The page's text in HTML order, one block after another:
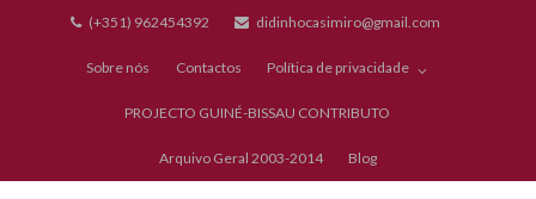
(+351) 962454392 didinhocasimiro@gmail.com
Sobre nós Contactos Política de privacidade
PROJECTO GUINÉ-BISSAU CONTRIBUTO
Arquivo Geral 2003-2014 Blog